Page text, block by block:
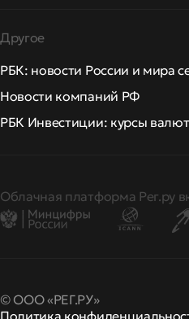
Другое
РБК: новости России и мира
Новости компаний РФ
РБК Инвестиции: курсы валют
Облачная платформа Рег.ру
© ООО «РЕГ.РУ»
Политика